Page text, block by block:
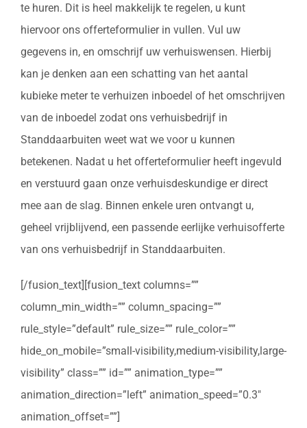
te huren. Dit is heel makkelijk te regelen, u kunt
hiervoor ons offerteformulier in vullen. Vul uw
gegevens in, en omschrijf uw verhuiswensen. Hierbij
kan je denken aan een schatting van het aantal
kubieke meter te verhuizen inboedel of het omschrijven
van de inboedel zodat ons verhuisbedrijf in
Standdaarbuiten weet wat we voor u kunnen
betekenen. Nadat u het offerteformulier heeft ingevuld
en verstuurd gaan onze verhuisdeskundige er direct
mee aan de slag. Binnen enkele uren ontvangt u,
geheel vrijblijvend, een passende eerlijke verhuisofferte
van ons verhuisbedrijf in Standdaarbuiten.
[/fusion_text][fusion_text columns=””
column_min_width=”” column_spacing=””
rule_style=”default” rule_size=”” rule_color=””
hide_on_mobile=”small-visibility,medium-visibility,large-
visibility” class=”” id=”” animation_type=””
animation_direction=”left” animation_speed=”0.3″
animation_offset=””]